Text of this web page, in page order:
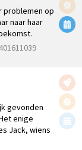
problemen op
naar haar
gevonden
enige
Jack, wiens